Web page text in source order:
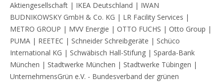
Aktiengesellschaft | IKEA Deutschland | IWAN
BUDNIKOWSKY GmbH & Co. KG | LR Facility Services |
METRO GROUP | MVV Energie | OTTO FUCHS | Otto Group |
PUMA | REETEC | Schneider Schreibgeräte | Schüco
International KG | Schwäbisch Hall-Stifung | Sparda-Bank
München | Stadtwerke München | Stadtwerke Tübingen |
UnternehmensGrün e.V. - Bundesverband der grünen